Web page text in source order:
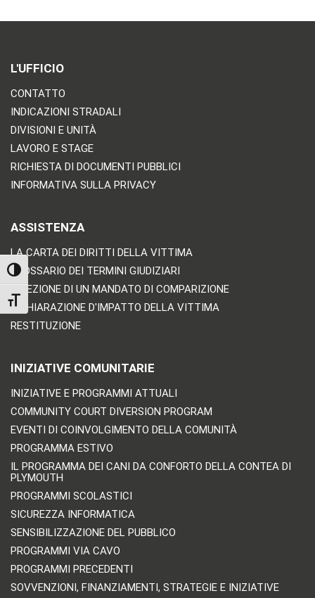
TOGGLE HIGH CONTRAST
TOGGLE FONT SIZE
L'UFFICIO
CONTATTO
INDICAZIONI STRADALI
DIVISIONI E UNITÀ
LAVORO E STAGE
RICHIESTA DI DOCUMENTI PUBBLICI
INFORMATIVA SULLA PRIVACY
ASSISTENZA
LA CARTA DEI DIRITTI DELLA VITTIMA
GLOSSARIO DEI TERMINI GIUDIZIARI
RICEZIONE DI UN MANDATO DI COMPARIZIONE
DICHIARAZIONE D'IMPATTO DELLA VITTIMA
RESTITUZIONE
INIZIATIVE COMUNITARIE
INIZIATIVE E PROGRAMMI ATTUALI
COMMUNITY COURT DIVERSION PROGRAM
EVENTI DI COINVOLGIMENTO DELLA COMUNITÀ
PROGRAMMA ESTIVO
IL PROGRAMMA DEI CANI DA CONFORTO DELLA CONTEA DI
PLYMOUTH
PROGRAMMI SCOLASTICI
SICUREZZA INFORMATICA
SENSIBILIZZAZIONE DEL PUBBLICO
PROGRAMMI VIA CAVO
PROGRAMMI PRECEDENTI
SOVVENZIONI, FINANZIAMENTI, STRATEGIE E INIZIATIVE